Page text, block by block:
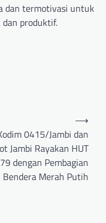
dan termotivasi untuk
produktif.
0415/Jambi dan
Jambi Rayakan HUT
dengan Pembagian
Bendera Merah Putih
⟶